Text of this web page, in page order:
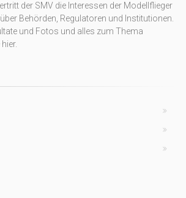
der SMV die Interessen der Modellflieger
Behörden, Regulatoren und Institutionen.
und Fotos und alles zum Thema